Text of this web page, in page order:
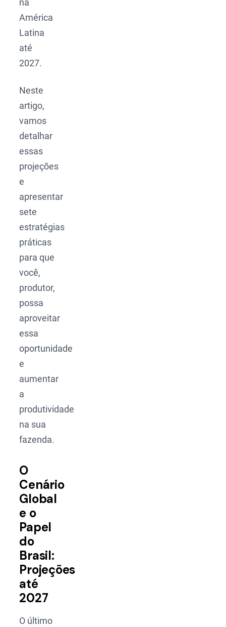
na
América
Latina
até
2027.
Neste
artigo,
vamos
detalhar
essas
projeções
e
apresentar
sete
estratégias
práticas
para que
você,
produtor,
possa
aproveitar
essa
oportunidade
e
aumentar
a
produtividade
na sua
fazenda.
O
Cenário
Global
e o
Papel
do
Brasil:
Projeções
até
2027
O último